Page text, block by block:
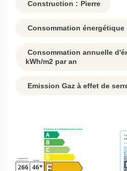
Construction : Pierre
Consommation énergétique
Consommation annuelle
kWh/m2 par an
Emission Gaz à effet de